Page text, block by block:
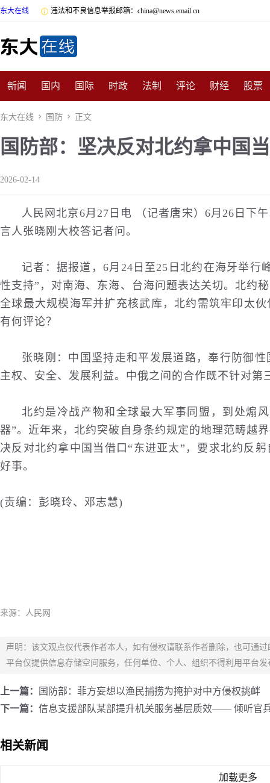
东大在线  违法和不良信息举报邮箱：china@news.email.cn
新闻 国内 国际 时政 法制 评论 财经 股票
数码 民俗 招商
非遗 公益 娱乐 游戏 影视 明星 时尚 体育
东大在线  国防  正文
国防部：坚决反对北约拿中国
2026-02-14
人民网北京6月27日电 （记者唐宋）6月26日下
言人张晓刚大校答记者问。
记者：据报道，6月24日至25日北约在海牙举行
性支持”，对南海、东海、台海问题表达关切。北约
全球最大规模海军并扩充核武库，北约需筑牢印太
有何评论？
张晓刚：中国坚持走和平发展道路，奉行防御
主权、安全、发展利益。中俄之间的合作既不针对第
北约是冷战产物和全球最大军事同盟，到处煽
器”。近年来，北约突破自身条约规定的地理范畴越
决反对北约拿中国当借口“东进亚太”，要求北约反
好事。
(责编：彭晓玲、邓志慧)
来源：人民网
声明：该文观点仅代表作者本人，如有侵权请联系作者删除，也可通
平台仅提供信息存储空间服务，任何单位、个人、组织不得利用平台
上一篇：
国防部：菲方妄想以渔民捕捞为掩护对中方侵权挑衅
下一篇： 信息支援部队某部提升机关服务基层质效—— 倾听官
相关新闻
加载更多